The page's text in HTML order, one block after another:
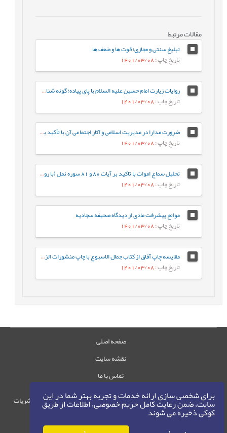
برای شخصی سازی ارائه خدمات و تجربه بهتر شما در این
سایت، ضمن رعایت کامل حریم خصوصی، اطلاعات از طریق
کوکی ذخیره می شوند
مقالات مرتبط
تبلیغ سنتی و مجازی؛ قوت ها و ضعف ها
تاریخ چاپ: 1401/03/08
روایات زیارت امام حسین علیه السلام با پای پیاده؛ گونه شناسی و دلالت سنجی
تاریخ چاپ: 1401/03/08
ضرورت‌‌ مدارا در مدیریت اسلامی و آثار اجتماعی آن با تأکید بر سیره پیامبر صلی الله علیه و آله و امام علی علیه السلام
تاریخ چاپ: 1401/03/08
تحلیل سماع اموات با تاکید بر آیات 80 و 81 سوره نمل (با رویکرد قرآن به قرآن)
تاریخ چاپ: 1401/03/08
موانع پیشرفت مادی از دیدگاه صحیفه سجادیه
تاریخ چاپ: 1401/03/08
مقایسه چاپ آفاق از کتاب جمال الاسبوع با چاپ منشورات الرّضى‏ بر پایه مقابله
تاریخ چاپ: 1401/03/08
صفحه اصلی
نقشه سایت
تماس با ما
حقوق این وب‌سایت متعلق به سامانه مدیریت نشریات
رایمگ است.
حق نشر©
1405-1396